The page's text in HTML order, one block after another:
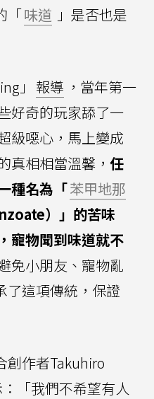
「味道 」是否也是
」 報導 ，當年第一
好奇的玩家舔了一
級噁心，馬上變成
真相相當溫馨， 任
種名為「苯甲地那
）」的苦味
寵物聞到味道就不
免小朋友、寵物亂
了這項傳統，保證
創作者Takuhiro
「我們不希望有人